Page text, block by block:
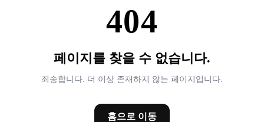
404
페이지를 찾을 수 없습니다.
죄송합니다. 더 이상 존재하지 않는 페이지입니다.
홈으로 이동